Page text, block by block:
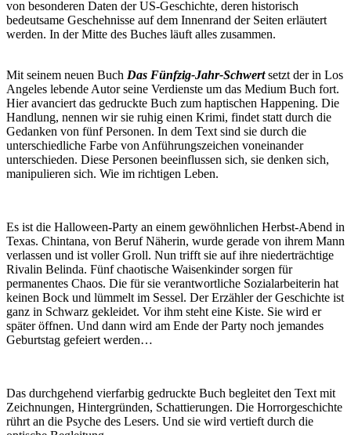
von besonderen Daten der US-Geschichte, deren historisch
bedeutsame Geschehnisse auf dem Innenrand der Seiten erläutert
werden. In der Mitte des Buches läuft alles zusammen.
Mit seinem neuen Buch Das Fünfzig-Jahr-Schwertsetzt der in Los
Angeles lebende Autor seine Verdienste um das Medium Buch fort.
Hier avanciert das gedruckte Buch zum haptischen Happening. Die
Handlung, nennen wir sie ruhig einen Krimi, findet statt durch die
Gedanken von fünf Personen. In dem Text sind sie durch die
unterschiedliche Farbe von Anführungszeichen voneinander
unterschieden. Diese Personen beeinflussen sich, sie denken sich,
manipulieren sich. Wie im richtigen Leben.
Es ist die Halloween-Party an einem gewöhnlichen Herbst-Abend in
Texas. Chintana, von Beruf Näherin, wurde gerade von ihrem Mann
verlassen und ist voller Groll. Nun trifft sie auf ihre niederträchtige
Rivalin Belinda. Fünf chaotische Waisenkinder sorgen für
permanentes Chaos. Die für sie verantwortliche Sozialarbeiterin hat
keinen Bock und lümmelt im Sessel. Der Erzähler der Geschichte ist
ganz in Schwarz gekleidet. Vor ihm steht eine Kiste. Sie wird er
später öffnen. Und dann wird am Ende der Party noch jemandes
Geburtstag gefeiert werden…
Das durchgehend vierfarbig gedruckte Buch begleitet den Text mit
Zeichnungen, Hintergründen, Schattierungen. Die Horrorgeschichte
rührt an die Psyche des Lesers. Und sie wird vertieft durch die